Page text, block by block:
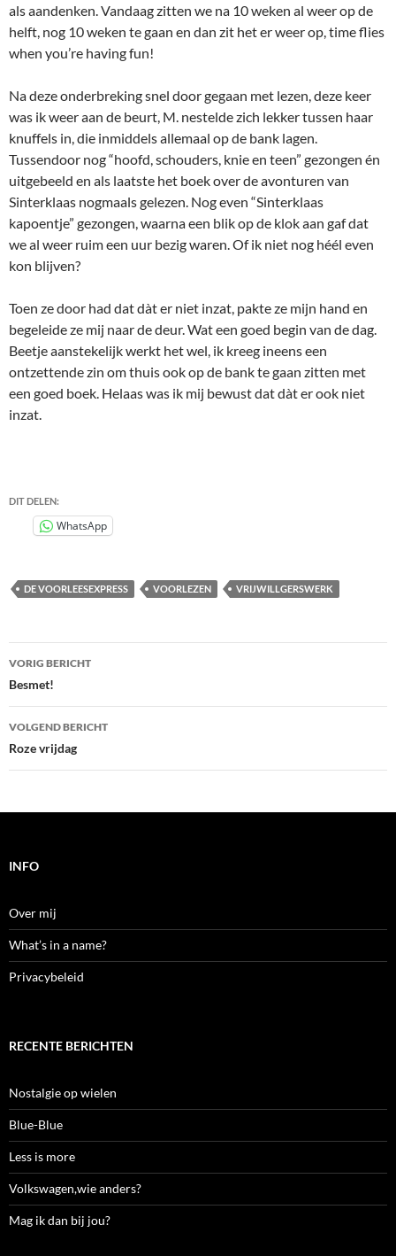
als aandenken. Vandaag zitten we na 10 weken al weer op de
helft, nog 10 weken te gaan en dan zit het er weer op, time flies
when you’re having fun!
Na deze onderbreking snel door gegaan met lezen, deze keer
was ik weer aan de beurt, M. nestelde zich lekker tussen haar
knuffels in, die inmiddels allemaal op de bank lagen.
Tussendoor nog “hoofd, schouders, knie en teen” gezongen én
uitgebeeld en als laatste het boek over de avonturen van
Sinterklaas nogmaals gelezen. Nog even “Sinterklaas
kapoentje” gezongen, waarna een blik op de klok aan gaf dat
we al weer ruim een uur bezig waren. Of ik niet nog héél even
kon blijven?
Toen ze door had dat dàt er niet inzat, pakte ze mijn hand en
begeleide ze mij naar de deur. Wat een goed begin van de dag.
Beetje aanstekelijk werkt het wel, ik kreeg ineens een
ontzettende zin om thuis ook op de bank te gaan zitten met
een goed boek. Helaas was ik mij bewust dat dàt er ook niet
inzat.
DIT DELEN:
WhatsApp
DE VOORLEESEXPRESS VOORLEZEN VRIJWILLGERSWERK
Bericht
navigatie
VORIG BERICHT
Besmet!
VOLGEND BERICHT
Roze vrijdag
INFO
Over mij
What’s in a name?
Privacybeleid
RECENTE BERICHTEN
Nostalgie op wielen
Blue-Blue
Less is more
Volkswagen,wie anders?
Mag ik dan bij jou?